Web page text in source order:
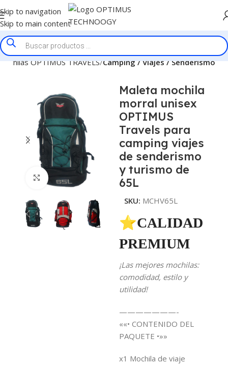
Skip to navigation
Skip to main content
OPTIMUS TRAVELS Camping / Viajes / Senderismo
Click to enlarge
Maleta mochila
morral unisex
OPTIMUS
Travels para
camping viajes
de senderismo
y turismo de
65L
SKU: MCHV65L
⭐CALIDAD
PREMIUM
¡Las mejores mochilas:
comodidad, estilo y
utilidad!
———————-
««• CONTENIDO DEL
PAQUETE •»»
x1 Mochila de viaje